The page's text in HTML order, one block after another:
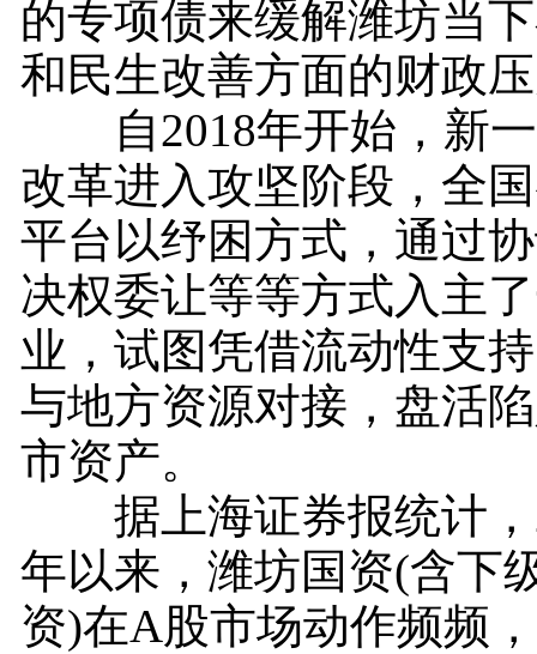
的专项债来缓解潍坊当
和民生改善方面的财政
自2018年开始，新一
改革进入攻坚阶段，全
平台以纾困方式，通过
决权委让等等方式入主
业，试图凭借流动性支
与地方资源对接，盘活
市资产。
据上海证券报统计，
年以来，潍坊国资(含下
资)在A股市场动作频频